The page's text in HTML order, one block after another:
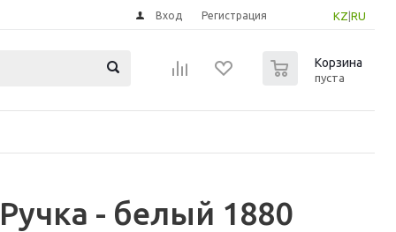
KZ RU
Вход Регистрация
Корзина
пуста
- белый 1880